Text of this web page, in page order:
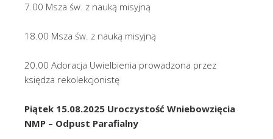
7.00 Msza św. z nauką misyjną
18.00 Msza św. z nauką misyjną
20.00 Adoracja Uwielbienia prowadzona przez
księdza rekolekcjonistę
Piątek 15.08.2025 Uroczystość Wniebowzięcia
NMP – Odpust Parafialny